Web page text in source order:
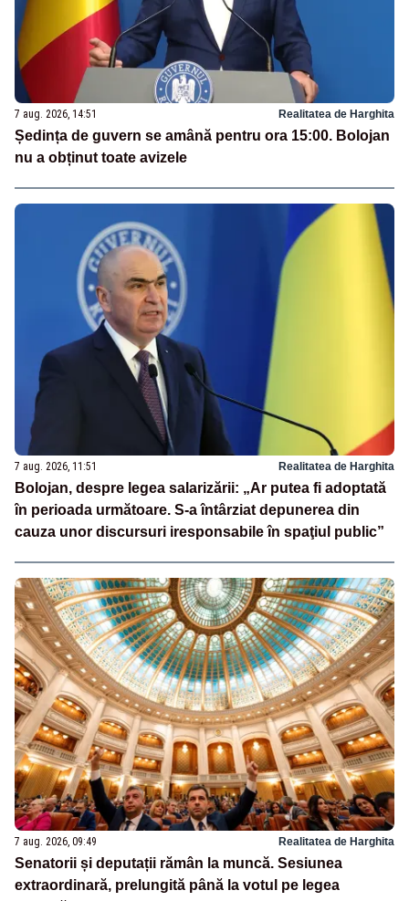
7 aug. 2026, 14:51 Realitatea de Harghita
Ședința de guvern se amână pentru ora 15:00. Bolojan
nu a obținut toate avizele
7 aug. 2026, 11:51 Realitatea de Harghita
Bolojan, despre legea salarizării: „Ar putea fi adoptată
în perioada următoare. S-a întârziat depunerea din
cauza unor discursuri iresponsabile în spaţiul public”
7 aug. 2026, 09:49 Realitatea de Harghita
Senatorii și deputații rămân la muncă. Sesiunea
extraordinară, prelungită până la votul pe legea